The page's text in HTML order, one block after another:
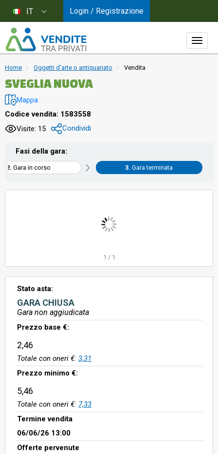
Home Oggetti d'arte o antiquariato Vendita
SVEGLIA NUOVA
Mappa
Codice vendita: 1583558
Visite: 15
Condividi
Fasi della gara:
Gara in corso Gara terminata
1 / 1
Stato asta:
GARA CHIUSA
Gara non aggiudicata
Prezzo base €:
2,46
Totale con oneri €: 3,31
Prezzo minimo €:
5,46
Totale con oneri €: 7,33
Termine vendita
06/06/26 13:00
Offerte pervenute
IT Login / Registrazione